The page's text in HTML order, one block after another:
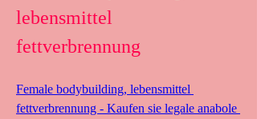
lebensmittel
fettverbrennung
Female bodybuilding, lebensmittel
fettverbrennung - Kaufen sie legale anabole